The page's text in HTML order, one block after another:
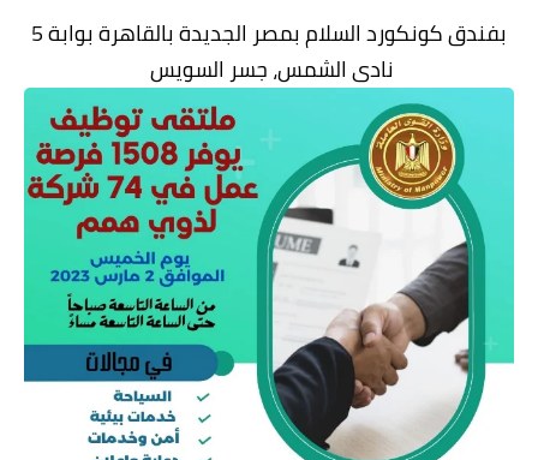
بفندق كونكورد السلام بمصر الجديدة بالقاهرة بوابة 5
نادى الشمس، جسر السويس